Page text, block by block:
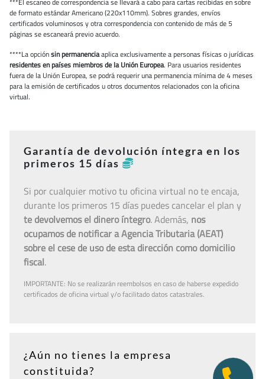
de formato estándar Americano (220x110mm). Sobres grandes, envíos
certificados voluminosos y otra correspondencia con contenido de más de 5
páginas se escaneará previo acuerdo.
****La opciónsin permanenciaaplica exclusivamente a personas físicas o jurídicas
residentes en países miembros de la Unión Europea. Para usuarios residentes
fuera de la Unión Europea, se podrá requerir una permanencia mínima de 4 meses
para la emisión de certificados u otros documentos relacionados con la oficina
virtual.
Garantía de devolución íntegra en los
primeros 15 días
Si por cualquier motivo tu oficina virtual no te encaja,
durante los primeros 15 días puedes cancelar el plan y
te devolvemos el dinero íntegro. Además, nos
ocupamos de notificar a Agencia Tributaria (AEAT)
sobre el cese de uso de esta dirección como domicilio
fiscal.
IMPORTANTE: No se realizarán reembolsos en caso de haberse expedido
certificados de oficina virtual y/o facilitado datos catastrales.
¿Aún no tienes la empresa
constituida?